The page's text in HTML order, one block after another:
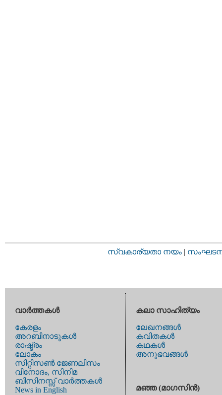
സ്വകാര്യതാ നയം |
വാര്‍ത്തകള്‍
കേരളം
അറബിനാടുകള്‍
രാഷ്ട്രം
ലോകം
സിറ്റിസണ്‍ ജേണലിസം
വിനോദം, സിനിമ
ബിസിനസ്സ് വാര്‍ത്തകള്‍
News in English
കലാ സാഹിത്യം
ലേഖനങ്ങള്‍
കവിതകള്‍
കഥകള്‍
അനുഭവങ്ങള്‍
മഞ്ഞ (മാഗസിന്‍)